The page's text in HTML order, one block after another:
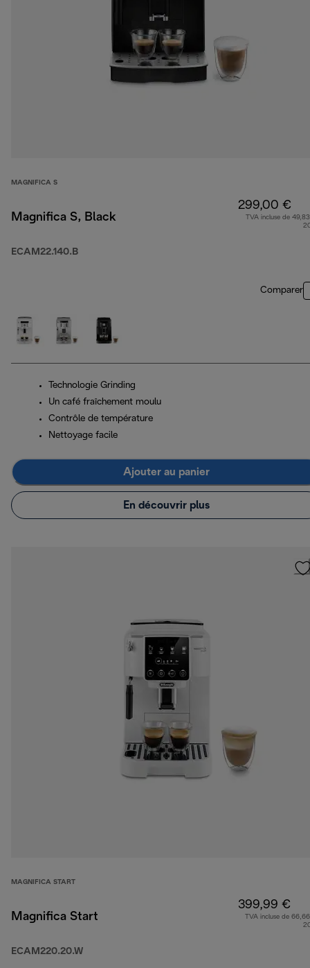
MAGNIFICA S
Magnifica S, Black
ECAM22.140.B
299,00 €
TVA incluse de
Comparer
Technologie Grinding
Un café fraîchement moulu
Contrôle de température
Nettoyage facile
Ajouter au panier
En découvrir plus
MAGNIFICA START
Magnifica Start
ECAM220.20.W
399,99 €
TVA incluse de